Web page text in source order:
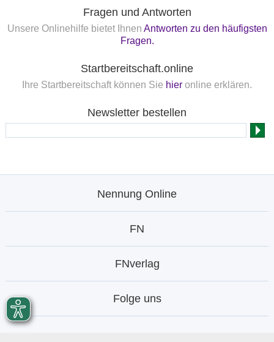
Fragen und Antworten
Unsere Onlinehilfe bietet Ihnen Antworten zu den häufigsten
Fragen.
Startbereitschaft.online
Ihre Startbereitschaft können Sie hier online erklären.
Newsletter bestellen
Nennung Online
FN
FNverlag
Folge uns